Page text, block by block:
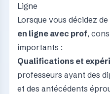
Ligne
Lorsque vous décidez
en ligne avec prof,
importants :
Qualifications et
professeurs ayant des
et des antécédents